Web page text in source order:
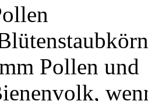
Pollen und